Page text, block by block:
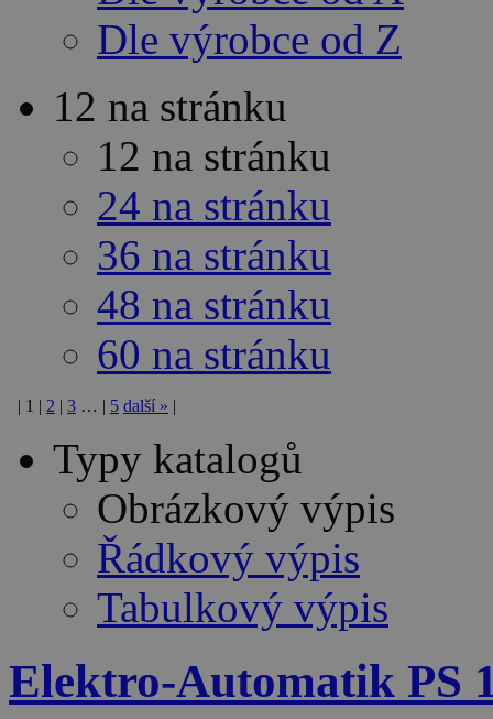
Dle výrobce od Z
12 na stránku
12 na stránku
24 na stránku
36 na stránku
48 na stránku
60 na stránku
1 2 3 … 5 další »
Typy katalogů
Obrázkový výpis
Řádkový výpis
Tabulkový výpis
Elektro-Automatik PS